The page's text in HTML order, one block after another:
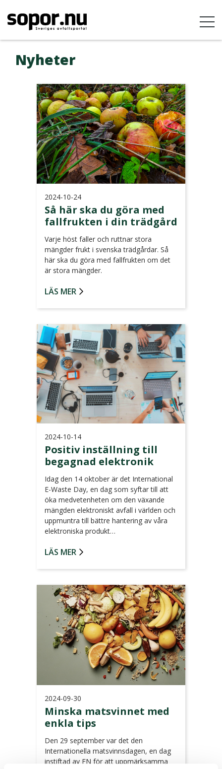
Nyheter
2024-10-24
Så här ska du göra med
fallfrukten i din trädgård
Varje höst faller och ruttnar stora
mängder frukt i svenska trädgårdar. Så
här ska du göra med fallfrukten om det
är stora mängder.
LÄS MER
2024-10-14
Positiv inställning till
begagnad elektronik
Idag den 14 oktober är det International
E-Waste Day, en dag som syftar till att
öka medvetenheten om den växande
mängden elektroniskt avfall i världen och
uppmuntra till bättre hantering av våra
elektroniska produkt…
LÄS MER
2024-09-30
Minska matsvinnet med
enkla tips
Den 29 september var det den
Internationella matsvinnsdagen, en dag
instiftad av FN för att uppmärksamma